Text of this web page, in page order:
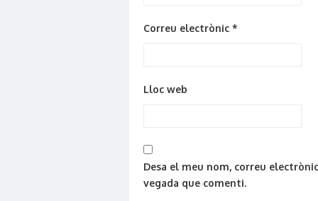
Correu electrònic *
Lloc web
Desa el meu nom, correu
vegada que comenti.